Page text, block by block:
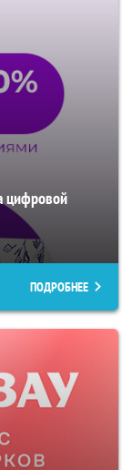
цифровой
ПОДРОБНЕЕ